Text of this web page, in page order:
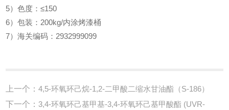
5）色度：≤150
6）包装：200kg/内涂烤漆桶
7）海关编码：2932999099
上一个：4,5-环氧环己烷-1,2-二甲酸二缩水甘油酯（S-186）
下一个：3,4-环氧环己基甲基-3,4-环氧环己基甲酸酯 (UVR-